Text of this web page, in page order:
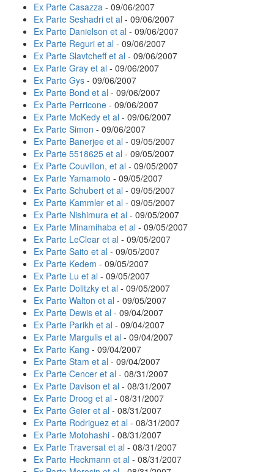
Ex Parte Casazza - 09/06/2007
Ex Parte Seshadri et al - 09/06/2007
Ex Parte Danielson et al - 09/06/2007
Ex Parte Reguri et al - 09/06/2007
Ex Parte Slavtcheff et al - 09/06/2007
Ex Parte Gray et al - 09/06/2007
Ex Parte Gys - 09/06/2007
Ex Parte Bond et al - 09/06/2007
Ex Parte Perricone - 09/06/2007
Ex Parte McKedy et al - 09/06/2007
Ex Parte Simon - 09/06/2007
Ex Parte Banerjee et al - 09/05/2007
Ex Parte 5518625 et al - 09/05/2007
Ex Parte Couvillon, et al - 09/05/2007
Ex Parte Yamamoto - 09/05/2007
Ex Parte Schubert et al - 09/05/2007
Ex Parte Kammler et al - 09/05/2007
Ex Parte Nishimura et al - 09/05/2007
Ex Parte Minamihaba et al - 09/05/2007
Ex Parte LeClear et al - 09/05/2007
Ex Parte Saito et al - 09/05/2007
Ex Parte Kedem - 09/05/2007
Ex Parte Lu et al - 09/05/2007
Ex Parte Dolitzky et al - 09/05/2007
Ex Parte Walton et al - 09/05/2007
Ex Parte Dewis et al - 09/04/2007
Ex Parte Parikh et al - 09/04/2007
Ex Parte Margulis et al - 09/04/2007
Ex Parte Kang - 09/04/2007
Ex Parte Stam et al - 09/04/2007
Ex Parte Cencer et al - 08/31/2007
Ex Parte Davison et al - 08/31/2007
Ex Parte Droog et al - 08/31/2007
Ex Parte Geier et al - 08/31/2007
Ex Parte Rodriguez et al - 08/31/2007
Ex Parte Motohashi - 08/31/2007
Ex Parte Traversat et al - 08/31/2007
Ex Parte Heckmann et al - 08/31/2007